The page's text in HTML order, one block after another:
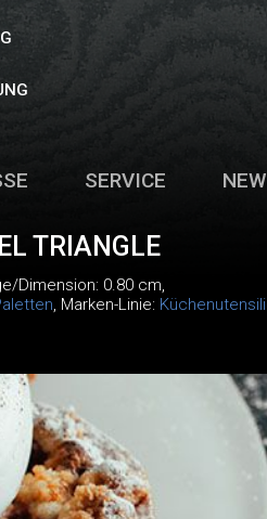
SERVICE
TRIANGLE
Dimension: 0.80 cm,
, Marken-Linie: